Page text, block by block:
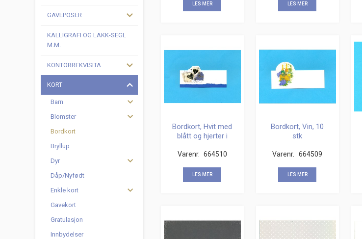
GAVEPOSER
KALLIGRAFI OG LAKK-SEGL
M.M.
KONTORREKVISITA
KORT
Barn
Blomster
Bordkort
Bryllup
Dyr
Dåp/Nyfødt
Enkle kort
Gavekort
Gratulasjon
Innbydelser
LES MER LES MER
Bordkort, Hvit med
blått og hjerter i
Varenr. 664510
LES MER
Bordkort, Vin, 10
stk
Varenr. 664509
LES MER